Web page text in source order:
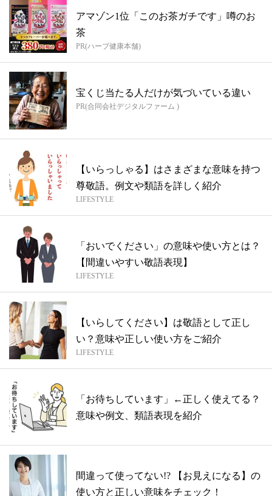
アマゾン1位「このお茶ガチです」噂のお
茶
PR(ハーブ健康本舗)
宝くじ当たる人だけが気づいている違い
PR(合同会社デジタルファーム )
【いらっしゃる】はさまざまな意味を持つ
尊敬語。例文や類語を詳しく紹介
LIFESTYLE
「おいでください」の意味や使い方とは？
【間違いやすい敬語表現】
LIFESTYLE
【いらしてください】は敬語として正し
い？意味や正しい使い方をご紹介
LIFESTYLE
「お待ちしています」←正しく使えてる？
意味や例文、類語表現を紹介
間違って使ってない!? 【お見えになる】の
使い方と正しい意味をチェック！